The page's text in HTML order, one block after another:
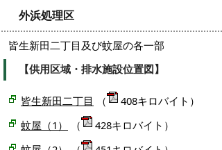
外浜処理区
皆生新田二丁目及び蚊屋の各一部
【供用区域・排水施設位置図】
皆生新田二丁目 （
408キロバイト）
蚊屋（1）
（
428キロバイト）